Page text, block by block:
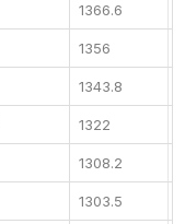
1366.6
1356
1343.8
1322
1308.2
1303.5